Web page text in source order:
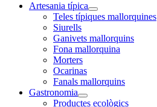
Artesania típica
Teles típiques mallorquines
Siurells
Ganivets mallorquins
Fona mallorquina
Morters
Ocarinas
Fanals mallorquins
Gastronomia
Productes ecològics